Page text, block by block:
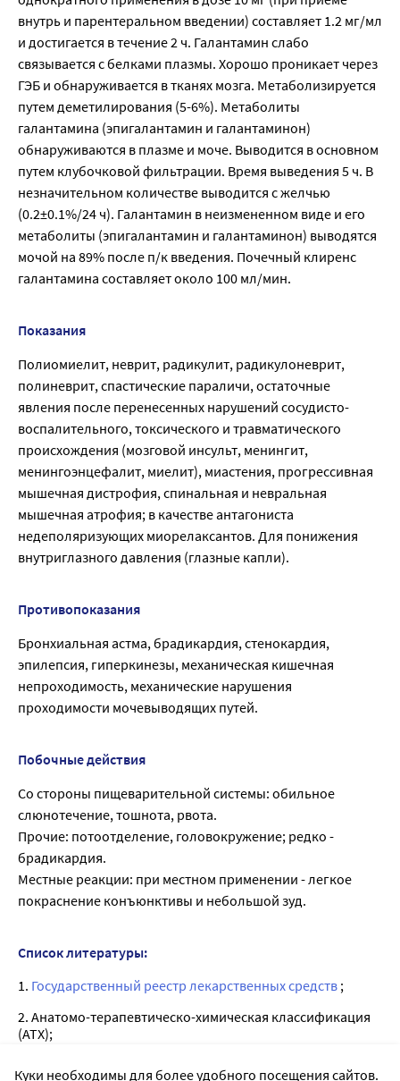
внутрь и парентеральном введении) составляет 1.2 мг/мл
и достигается в течение 2 ч. Галантамин слабо
связывается с белками плазмы. Хорошо проникает через
ГЭБ и обнаруживается в тканях мозга. Метаболизируется
путем деметилирования (5-6%). Метаболиты
галантамина (эпигалантамин и галантаминон)
обнаруживаются в плазме и моче. Выводится в основном
путем клубочковой фильтрации. Время выведения 5 ч. В
незначительном количестве выводится с желчью
(0.2±0.1%/24 ч). Галантамин в неизмененном виде и его
метаболиты (эпигалантамин и галантаминон) выводятся
мочой на 89% после п/к введения. Почечный клиренс
галантамина составляет около 100 мл/мин.
Показания
Полиомиелит, неврит, радикулит, радикулоневрит,
полиневрит, спастические параличи, остаточные
явления после перенесенных нарушений сосудисто-
воспалительного, токсического и травматического
происхождения (мозговой инсульт, менингит,
менингоэнцефалит, миелит), миастения, прогрессивная
мышечная дистрофия, спинальная и невральная
мышечная атрофия; в качестве антагониста
недеполяризующих миорелаксантов. Для понижения
внутриглазного давления (глазные капли).
Противопоказания
Бронхиальная астма, брадикардия, стенокардия,
эпилепсия, гиперкинезы, механическая кишечная
непроходимость, механические нарушения
проходимости мочевыводящих путей.
Побочные действия
Со стороны пищеварительной системы: обильное
слюнотечение, тошнота, рвота.
Прочие: потоотделение, головокружение; редко -
брадикардия.
Местные реакции: при местном применении - легкое
покраснение конъюнктивы и небольшой зуд.
Список литературы:
1. Государственный реестр лекарственных средств ;
2. Анатомо-терапевтическо-химическая классификация
(ATX);
3. Официальная инструкция от производителя.
Куки необходимы для более удобного посещения сайтов.